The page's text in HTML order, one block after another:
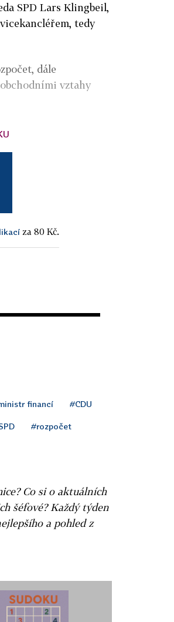
SPD Lars Klingbeil,
tedy
dále
vztahy
za 80 Kč.
financí #CDU
#rozpočet
Co si o aktuálních
šéfové? Každý týden
a pohled z